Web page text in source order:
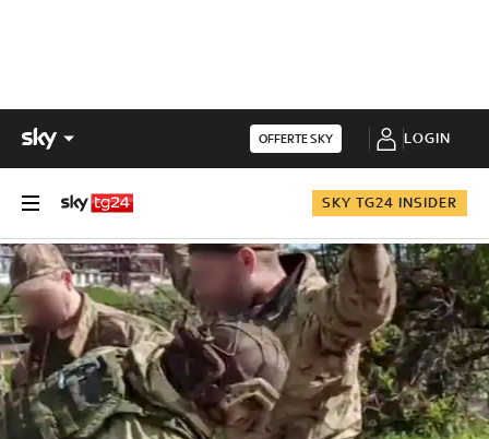
OFFERTE SKY LOGIN
SKY TG24 INSIDER